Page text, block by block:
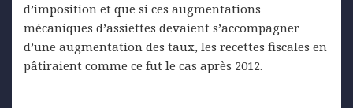
d’imposition et que si ces augmentations
mécaniques d’assiettes devaient s’accompagner
d’une augmentation des taux, les recettes fiscales en
pâtiraient comme ce fut le cas après 2012.